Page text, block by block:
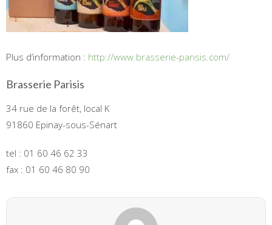
Plus d’information : http://www.brasserie-parisis.com/
Brasserie Parisis
34 rue de la forêt, local K
91860 Epinay-sous-Sénart
tel : 01 60 46 62 33
fax : 01 60 46 80 90